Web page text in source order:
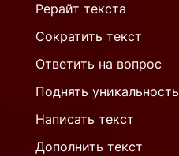
Рерайт текста
Сократить текст
Ответить на вопрос
Поднять уникальность
Написать текст
Дополнить текст